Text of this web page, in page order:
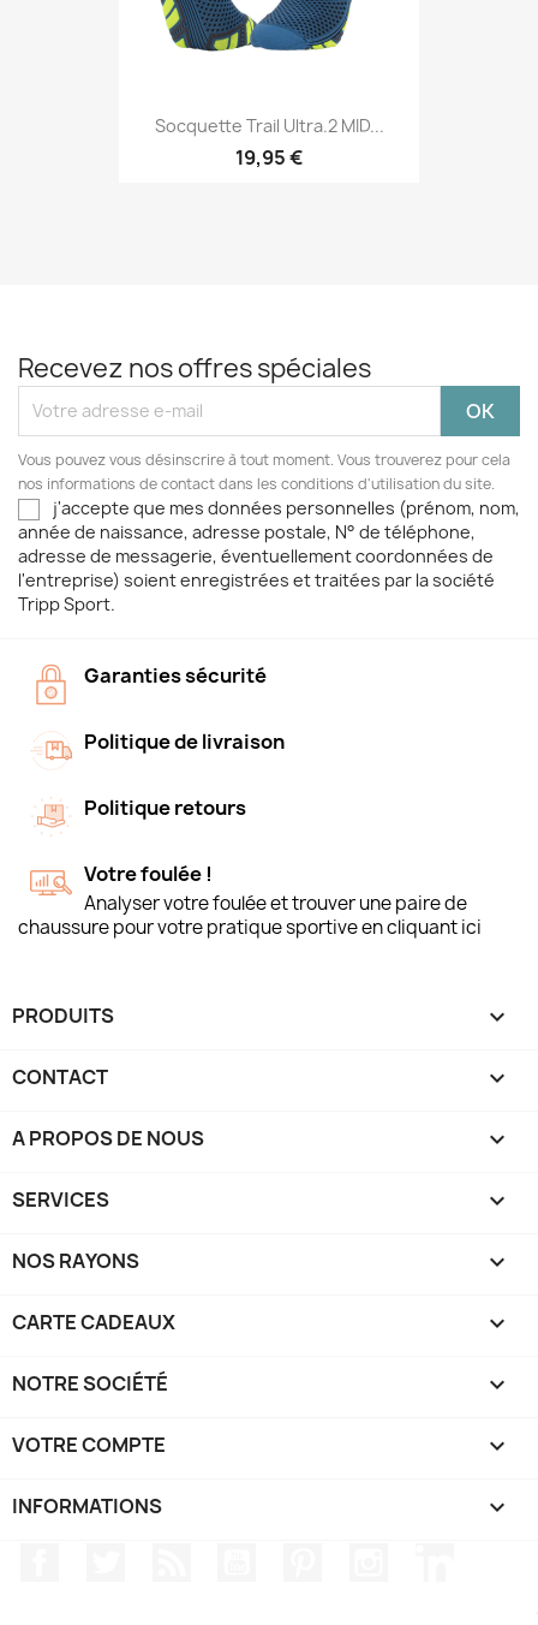
Socquette Trail Ultra.2 MID...
19,95 €
Recevez nos offres spéciales
Vous pouvez vous désinscrire à tout moment. Vous trouverez pour cela
nos informations de contact dans les conditions d'utilisation du site.
j'accepte que mes données personnelles (prénom, nom,
année de naissance, adresse postale, N° de téléphone,
adresse de messagerie, éventuellement coordonnées de
l'entreprise) soient enregistrées et traitées par la société
Tripp Sport.
Garanties sécurité
Politique de livraison
Politique retours
Votre foulée !
Analyser votre foulée et trouver une paire de
chaussure pour votre pratique sportive en cliquant ici
PRODUITS 
CONTACT 
A PROPOS DE NOUS 
SERVICES 
NOS RAYONS 
CARTE CADEAUX 
NOTRE SOCIÉTÉ 
VOTRE COMPTE 
INFORMATIONS keyboard_arrow_down